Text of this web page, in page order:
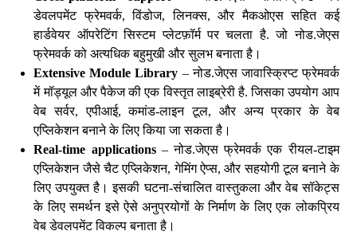
डेवलपमेंट फ्रेमवर्क, विंडोज, लिनक्स, और मैकओएस सहित कई
हार्डवेयर ऑपरेटिंग सिस्टम प्लेटफ़ॉर्म पर चलता है. जो नोड.जेएस
फ्रेमवर्क को अत्यधिक बहुमुखी और सुलभ बनाता है।
Extensive Module Library – नोड.जेएस जावास्क्रिप्ट फ्रेमवर्क
में मॉड्यूल और पैकेज की एक विस्तृत लाइब्रेरी है. जिसका उपयोग आप
वेब सर्वर, एपीआई, कमांड-लाइन टूल, और अन्य प्रकार के वेब
एप्लिकेशन बनाने के लिए किया जा सकता है।
Real-time applications– नोड.जेएस फ्रेमवर्क एक रीयल-टाइम
एप्लिकेशन जैसे चैट एप्लिकेशन, गेमिंग ऐप्स, और सहयोगी टूल बनाने के
लिए उपयुक्त है। इसकी घटना-संचालित वास्तुकला और वेब सॉकेट्स
के लिए समर्थन इसे ऐसे अनुप्रयोगों के निर्माण के लिए एक लोकप्रिय
वेब डेवलपमेंट विकल्प बनाता है।